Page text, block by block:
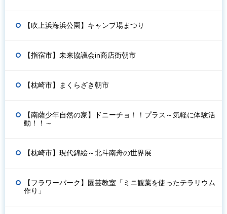
【吹上浜海浜公園】キャンプ場まつり
【指宿市】未来協議会in商店街朝市
【枕崎市】まくらざき朝市
【南薩少年自然の家】ドニーチョ！！プラス～気軽に体験活
動！！～
【枕崎市】現代錦絵～北斗南舟の世界展
【フラワーパーク】園芸教室「ミニ観葉を使ったテラリウム
作り」